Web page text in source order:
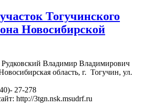
Тогучинского
Новосибирской
Владимир Владимирович
область, г. Тогучин, ул.
27-278
http://3tgn.nsk.msudrf.ru